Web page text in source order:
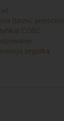
(bezel,
COSC
zegarka